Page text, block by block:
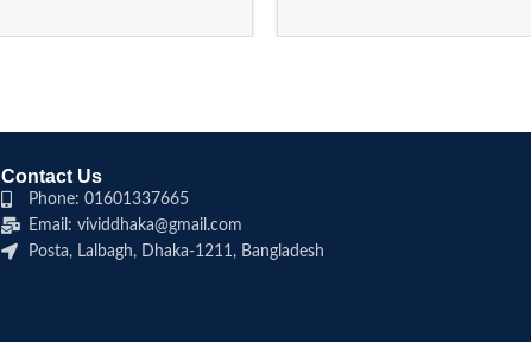
Contact Us
Phone: 01601337665
Email: vividdhaka@gmail.com
Posta, Lalbagh, Dhaka-1211, Bangladesh